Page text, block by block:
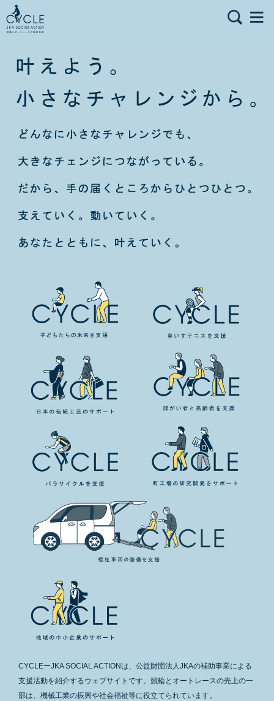
CYCLEーJKA SOCIAL ACTIONは、公益財団法人JKAの補助事業による
支援活動を紹介するウェブサイトです。競輪とオートレースの売上の一
部は、機械工業の振興や社会福祉等に役立てられています。